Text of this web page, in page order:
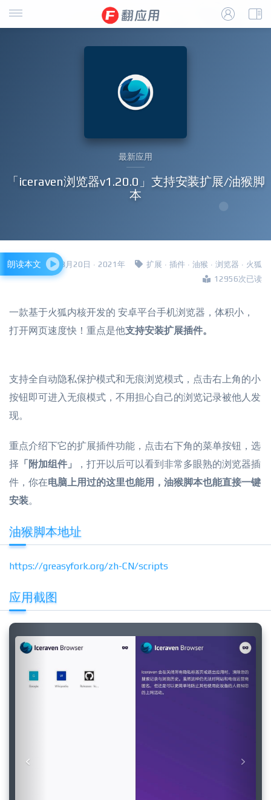
最新应用
「iceraven浏览器v1.20.0」支持安装扩展/油猴脚
本
四哥 · 8月20日 · 2021年 扩展 · 插件 · 油猴 · 浏览器 · 火狐
12956次已读
朗读本文
一款基于火狐内核开发的 安卓平台手机浏览器，体积小，
打开网页速度快！重点是他支持安装扩展插件。
支持全自动隐私保护模式和无痕浏览模式，点击右上角的小
按钮即可进入无痕模式，不用担心自己的浏览记录被他人发
现。
重点介绍下它的扩展插件功能，点击右下角的菜单按钮，选
择 「附加组件」
，打开以后可以看到非常多眼熟的浏览器插
件，你在电脑上用过的这里也能用，油猴脚本也能直接一键
安装。
油猴脚本地址
https://greasyfork.org/zh-CN/scripts
应用截图
Next